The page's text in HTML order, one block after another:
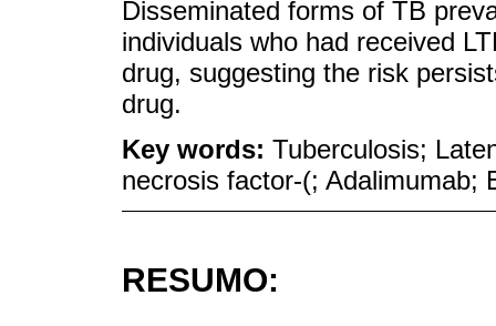
Disseminated forms of TB
individuals who had received
drug, suggesting the risk
drug.
Key words: Tuberculosis;
necrosis factor-(; Adalimumab;
RESUMO: